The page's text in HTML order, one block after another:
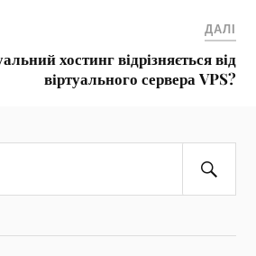
ДАЛІ
хостинг відрізняється від
віртуального сервера VPS?